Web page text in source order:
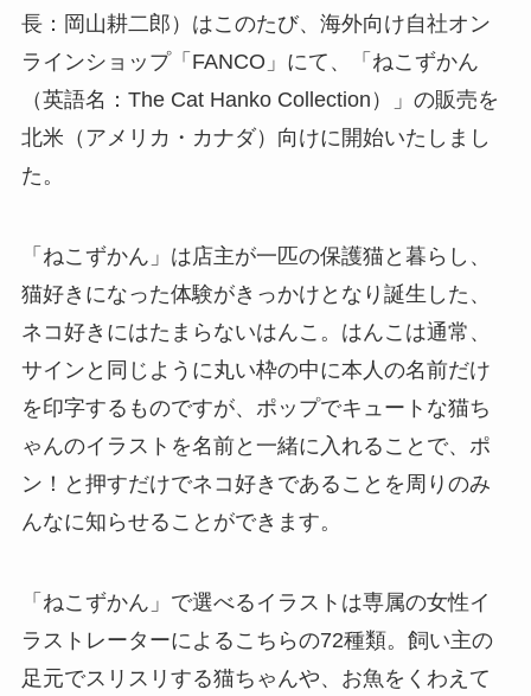
長：岡山耕二郎）はこのたび、海外向け自社オン
ラインショップ「FANCO」にて、「ねこずかん
（英語名：The Cat Hanko Collection）」の販売を
北米（アメリカ・カナダ）向けに開始いたしまし
た。
「ねこずかん」は店主が一匹の保護猫と暮らし、
猫好きになった体験がきっかけとなり誕生した、
ネコ好きにはたまらないはんこ。はんこは通常、
サインと同じように丸い枠の中に本人の名前だけ
を印字するものですが、ポップでキュートな猫ち
ゃんのイラストを名前と一緒に入れることで、ポ
ン！と押すだけでネコ好きであることを周りのみ
んなに知らせることができます。
「ねこずかん」で選べるイラストは専属の女性イ
ラストレーターによるこちらの72種類。飼い主の
足元でスリスリする猫ちゃんや、お魚をくわえて